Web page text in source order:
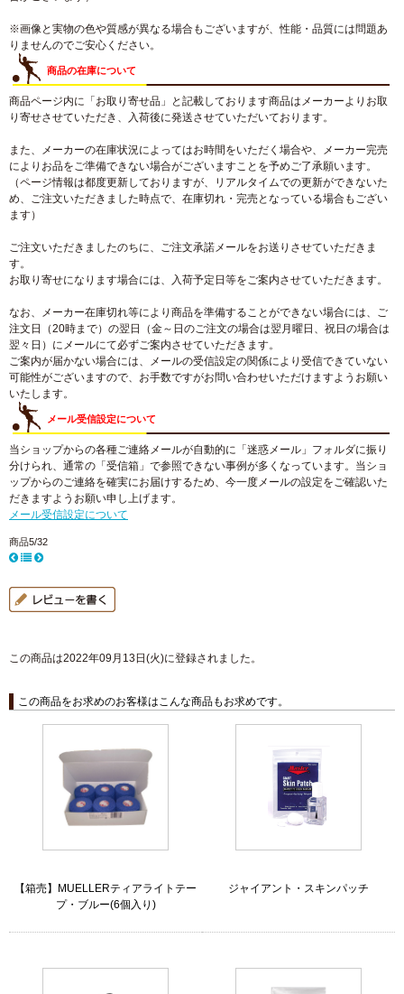
※画像と実物の色や質感が異なる場合もございますが、性能・品質には問題あ
りませんのでご安心ください。
商品の在庫について
商品ページ内に「お取り寄せ品」と記載しております商品はメーカーよりお取
り寄せさせていただき、入荷後に発送させていただいております。
また、メーカーの在庫状況によってはお時間をいただく場合や、メーカー完売
によりお品をご準備できない場合がございますことを予めご了承願います。
（ページ情報は都度更新しておりますが、リアルタイムでの更新ができないた
め、ご注文いただきました時点で、在庫切れ・完売となっている場合もござい
ます）
ご注文いただきましたのちに、ご注文承諾メールをお送りさせていただきま
す。
お取り寄せになります場合には、入荷予定日等をご案内させていただきます。
なお、メーカー在庫切れ等により商品を準備することができない場合には、ご
注文日（20時まで）の翌日（金～日のご注文の場合は翌月曜日、祝日の場合は
翌々日）にメールにて必ずご案内させていただきます。
ご案内が届かない場合には、メールの受信設定の関係により受信できていない
可能性がございますので、お手数ですがお問い合わせいただけますようお願い
いたします。
メール受信設定について
当ショップからの各種ご連絡メールが自動的に「迷惑メール」フォルダに振り
分けられ、通常の「受信箱」で参照できない事例が多くなっています。当ショ
ップからのご連絡を確実にお届けするため、今一度メールの設定をご確認いた
だきますようお願い申し上げます。
メール受信設定について
商品5/32
この商品は2022年09月13日(火)に登録されました。
この商品をお求めのお客様はこんな商品もお求めです。
【箱売】MUELLERティアライトテー
プ・ブルー(6個入り)
ジャイアント・スキンパッチ